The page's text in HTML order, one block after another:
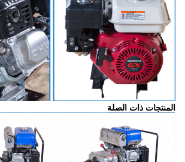
المنتجات ذات الصلة